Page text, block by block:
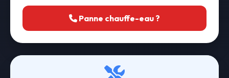
Panne chauffe-eau ?